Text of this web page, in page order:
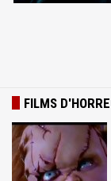
FILMS